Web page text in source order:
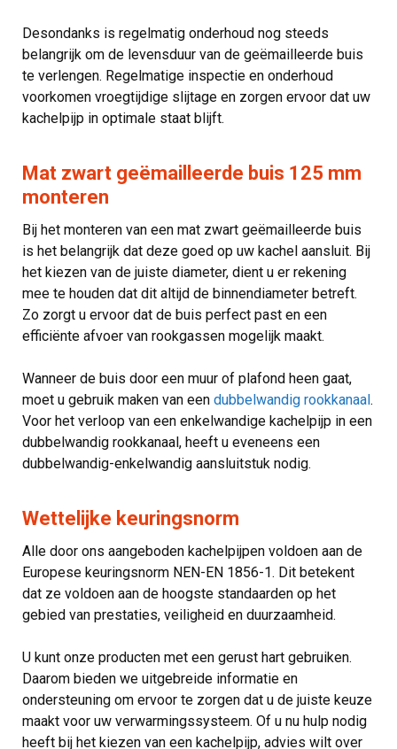
Desondanks is regelmatig onderhoud nog steeds
belangrijk om de levensduur van de geëmailleerde buis
te verlengen. Regelmatige inspectie en onderhoud
voorkomen vroegtijdige slijtage en zorgen ervoor dat uw
kachelpijp in optimale staat blijft.
Mat zwart geëmailleerde buis 125 mm
monteren
Bij het monteren van een mat zwart geëmailleerde buis
is het belangrijk dat deze goed op uw kachel aansluit. Bij
het kiezen van de juiste diameter, dient u er rekening
mee te houden dat dit altijd de binnendiameter betreft.
Zo zorgt u ervoor dat de buis perfect past en een
efficiënte afvoer van rookgassen mogelijk maakt.
Wanneer de buis door een muur of plafond heen gaat,
moet u gebruik maken van een dubbelwandig rookkanaal.
Voor het verloop van een enkelwandige kachelpijp in een
dubbelwandig rookkanaal, heeft u eveneens een
dubbelwandig-enkelwandig aansluitstuk nodig.
Wettelijke keuringsnorm
Alle door ons aangeboden kachelpijpen voldoen aan de
Europese keuringsnorm NEN-EN 1856-1. Dit betekent
dat ze voldoen aan de hoogste standaarden op het
gebied van prestaties, veiligheid en duurzaamheid.
U kunt onze producten met een gerust hart gebruiken.
Daarom bieden we uitgebreide informatie en
ondersteuning om ervoor te zorgen dat u de juiste keuze
maakt voor uw verwarmingssysteem. Of u nu hulp nodig
heeft bij het kiezen van een kachelpijp, advies wilt over